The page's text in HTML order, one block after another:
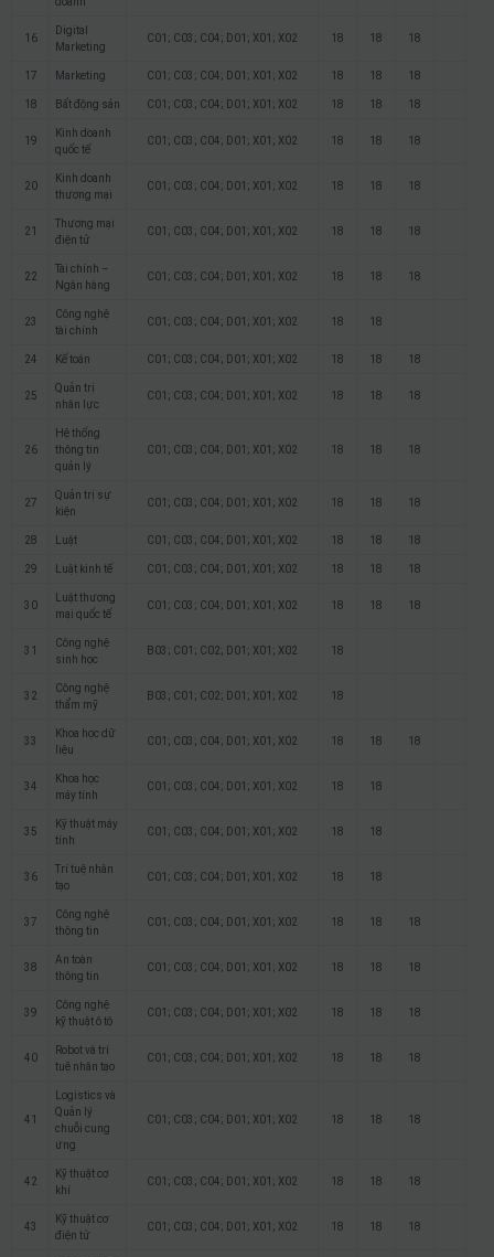
16
Digital
Marketing
C01; C03; C04; D01; X01; X02 18 18 18
17 Marketing C01; C03; C04; D01; X01; X02 18 18 18
18 Bất động sản C01; C03; C04; D01; X01; X02 18 18 18
19
Kinh doanh
quốc tế
C01; C03; C04; D01; X01; X02 18 18 18
20
Kinh doanh
thương mại
C01; C03; C04; D01; X01; X02 18 18 18
21
Thương mại
điện tử
C01; C03; C04; D01; X01; X02 18 18 18
22
Tài chính –
Ngân hàng
C01; C03; C04; D01; X01; X02 18 18 18
23
Công nghệ
tài chính
C01; C03; C04; D01; X01; X02 18 18
24 Kế toán C01; C03; C04; D01; X01; X02 18 18 18
25
Quản trị
nhân lực
C01; C03; C04; D01; X01; X02 18 18 18
26
Hệ thống
thông tin
quản lý
C01; C03; C04; D01; X01; X02 18 18 18
27
Quản trị sự
kiện
C01; C03; C04; D01; X01; X02 18 18 18
28 Luật C01; C03; C04; D01; X01; X02 18 18 18
29 Luật kinh tế C01; C03; C04; D01; X01; X02 18 18 18
30
Luật thương
mại quốc tế
C01; C03; C04; D01; X01; X02 18 18 18
31
Công nghệ
sinh học
B03; C01; C02; D01; X01; X02 18
32
Công nghệ
thẩm mỹ
B03; C01; C02; D01; X01; X02 18
33
Khoa học dữ
liệu
C01; C03; C04; D01; X01; X02 18 18 18
34
Khoa học
máy tính
C01; C03; C04; D01; X01; X02 18 18
35
Kỹ thuật máy
tính
C01; C03; C04; D01; X01; X02 18 18
36
Trí tuệ nhân
tạo
C01; C03; C04; D01; X01; X02 18 18
37
Công nghệ
thông tin
C01; C03; C04; D01; X01; X02 18 18 18
38
An toàn
thông tin
C01; C03; C04; D01; X01; X02 18 18 18
39
Công nghệ
kỹ thuật ô tô
C01; C03; C04; D01; X01; X02 18 18 18
40
Robot và trí
tuệ nhân tạo
C01; C03; C04; D01; X01; X02 18 18 18
41
Logistics và
Quản lý
chuỗi cung
ứng
C01; C03; C04; D01; X01; X02 18 18 18
42
Kỹ thuật cơ
khí
C01; C03; C04; D01; X01; X02 18 18 18
43
Kỹ thuật cơ
điện tử
C01; C03; C04; D01; X01; X02 18 18 18